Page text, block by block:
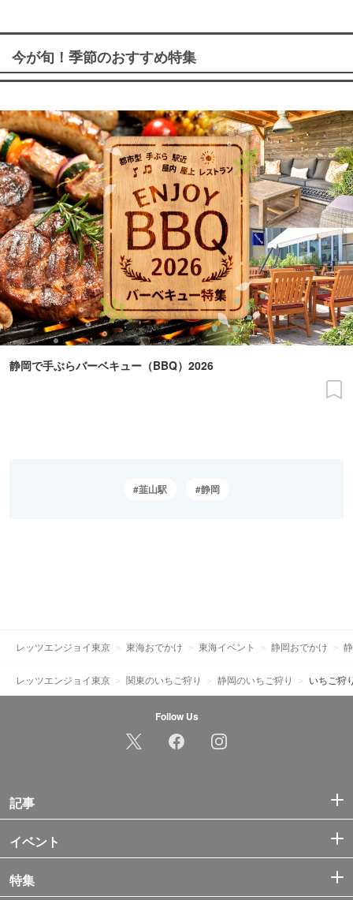
今が旬！季節のおすすめ特集
静岡で手ぶらバーベキュー（BBQ）2026
韮山駅 静岡
レッツエンジョイ東京 東海おでかけ 東海イベント 静岡おでかけ
レッツエンジョイ東京 関東のいちご狩り 静岡のいちご狩り いちご
Follow Us
記事
イベント
特集